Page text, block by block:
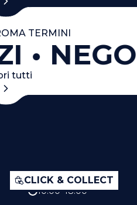
TERMINI
tutti
CLICK & COLLECT
10:00–18:00